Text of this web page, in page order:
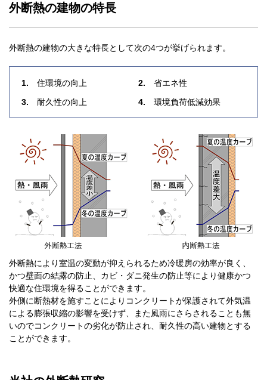
外断熱の建物の特長
外断熱の建物の大きな特長として次の4つが挙げられます。
1 住環境の向上 2 省エネ性
3 耐久性の向上 4 環境負荷低減効果
外断熱により室温の変動が抑えられるため冷暖房の効率が良く、
かつ壁面の結露の防止、カビ・ダニ発生の防止等により健康かつ
快適な住環境を得ることができます。
外側に断熱材を施すことによりコンクリートが保護されて外気温
による膨張収縮の影響を受けず、また風雨にさらされることも無
いのでコンクリートの劣化が防止され、耐久性の高い建物とする
ことができます。